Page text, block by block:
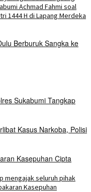
Berburuk Sangka ke
Sukabumi Tangkap
Kasus Narkoba, Polisi
Kasepuhan Cipta